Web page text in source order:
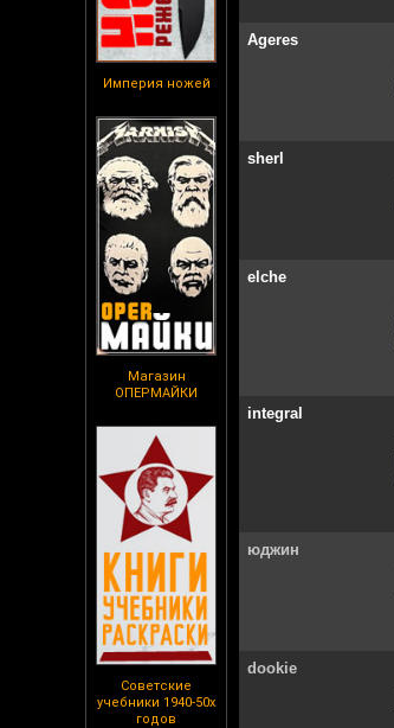
Империя ножей
Магазин
ОПЕРМАЙКИ
Советские
учебники 1940-50х
годов
Ageres
sherl
elche
integral
юджин
dookie